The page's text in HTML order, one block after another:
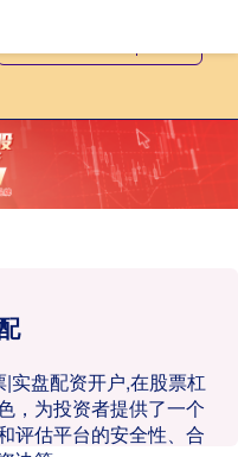
实盘配资开户,在股票杠
，为投资者提供了一个
评估平台的安全性、合